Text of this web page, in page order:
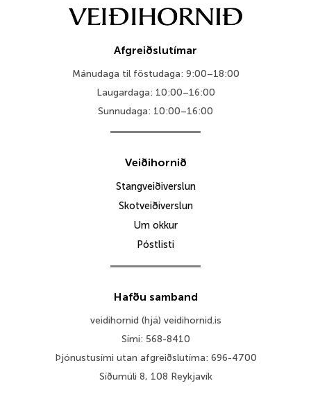
Afgreiðslutímar
Mánudaga til föstudaga: 9:00–18:00
Laugardaga: 10:00–16:00
Sunnudaga: 10:00–16:00
Veiðihornið
Stangveiðiverslun
Skotveiðiverslun
Um okkur
Póstlisti
Hafðu samband
veidihornid (hjá) veidihornid.is
Sími: 568-8410
Þjónustusími utan afgreiðslutíma: 696-4700
Síðumúli 8, 108 Reykjavík